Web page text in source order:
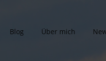
Blog Über mich